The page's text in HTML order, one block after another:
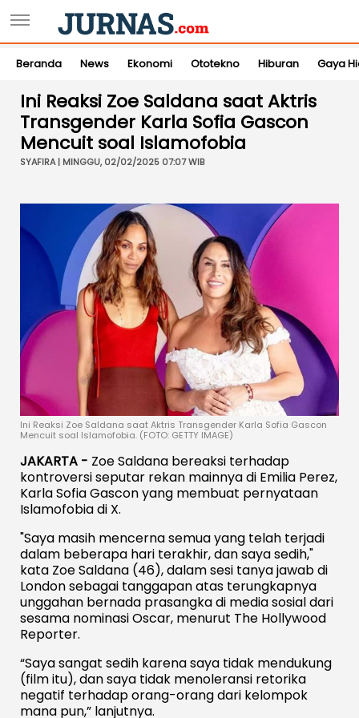
Beranda News Ekonomi Ototekno Hiburan Gaya
Ini Reaksi Zoe Saldana saat Aktris
Transgender Karla Sofia Gascon
Mencuit soal Islamofobia
SYAFIRA | MINGGU, 02/02/2025 07:07 WIB
Ini Reaksi Zoe Saldana saat Aktris Transgender Karla Sofia Gascon
Mencuit soal Islamofobia. (FOTO: GETTY IMAGE)
JAKARTA - Zoe Saldana bereaksi terhadap
kontroversi seputar rekan mainnya di Emilia Perez,
Karla Sofia Gascon yang membuat pernyataan
Islamofobia di X.
"Saya masih mencerna semua yang telah terjadi
dalam beberapa hari terakhir, dan saya sedih,"
kata Zoe Saldana (46), dalam sesi tanya jawab di
London sebagai tanggapan atas terungkapnya
unggahan bernada prasangka di media sosial dari
sesama nominasi Oscar, menurut The Hollywood
Reporter.
“Saya sangat sedih karena saya tidak mendukung
(film itu), dan saya tidak menoleransi retorika
negatif terhadap orang-orang dari kelompok
mana pun,” lanjutnya.